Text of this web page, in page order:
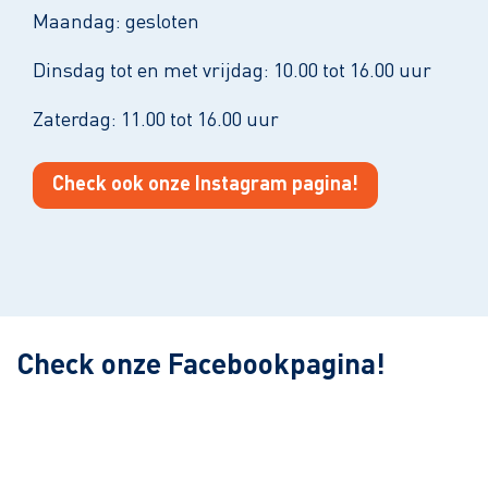
Maandag: gesloten
Dinsdag tot en met vrijdag: 10.00 tot 16.00 uur
Zaterdag: 11.00 tot 16.00 uur
Check ook onze Instagram pagina!
Check onze Facebookpagina!